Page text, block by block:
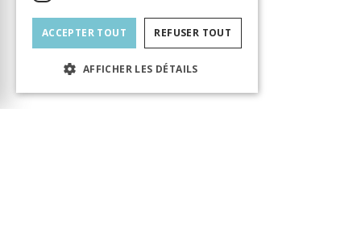
ACCEPTER TOUT REFUSER TOUT
AFFICHER LES DÉTAILS